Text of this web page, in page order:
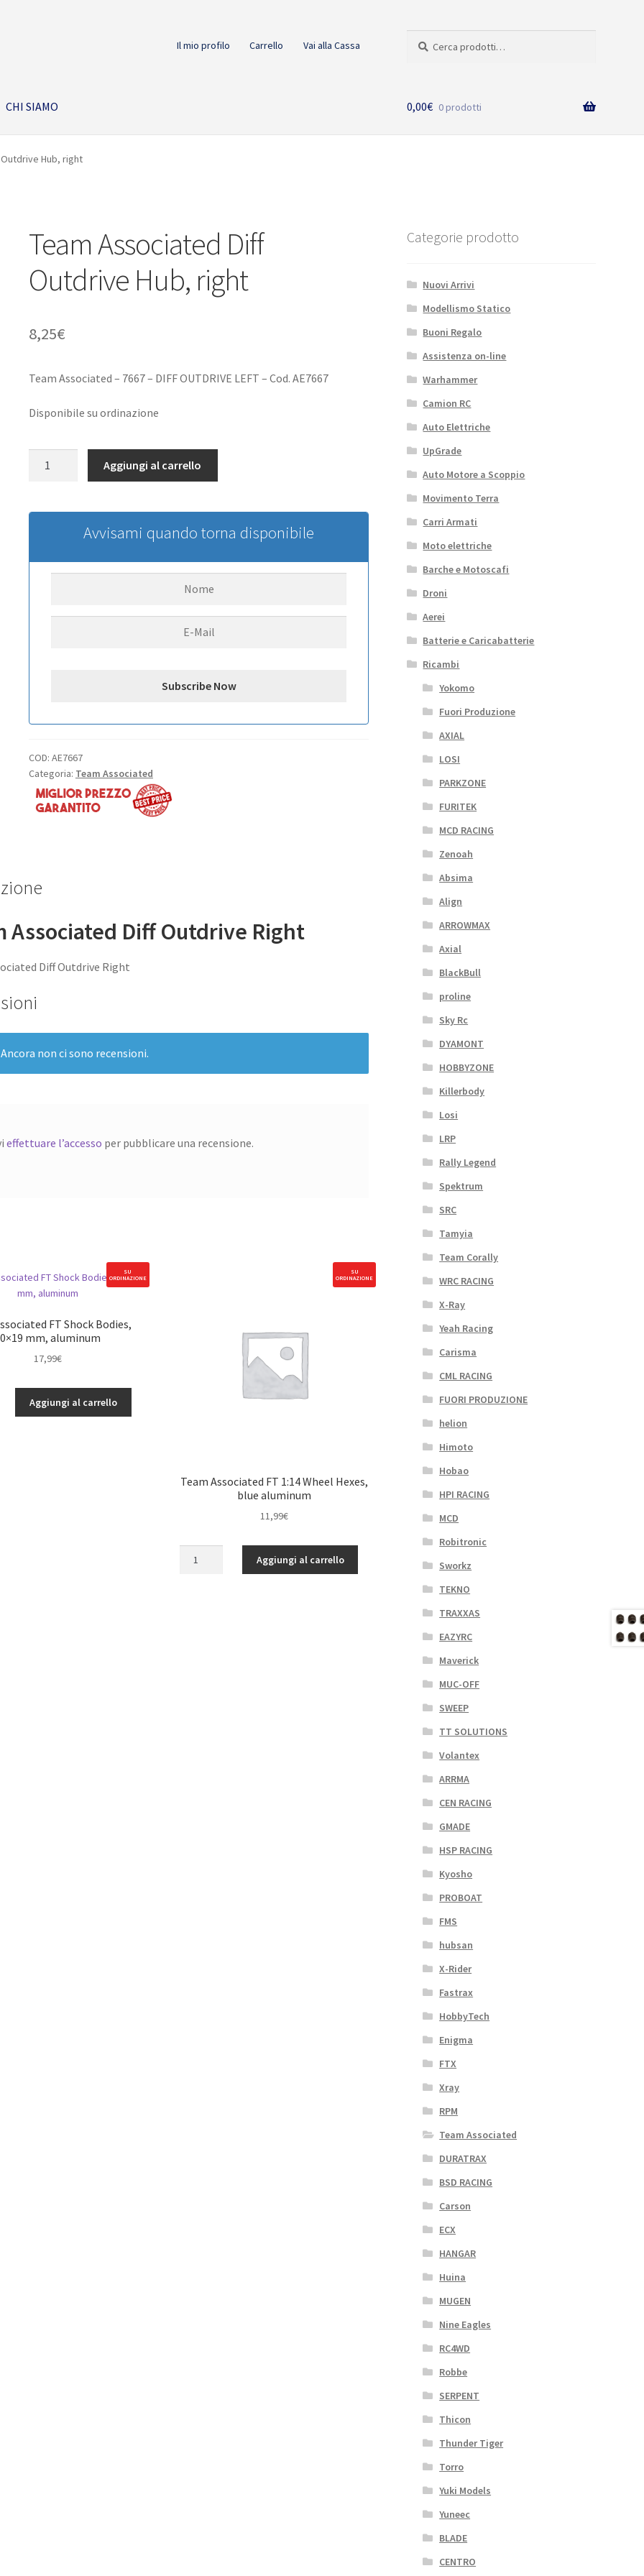
Il mio profilo Carrello Vai alla Cassa
CHI SIAMO 0,00€ 0 prodotti
Hub, right
Team Associated Diff
Outdrive Hub, right
8,25€
Team Associated – 7667 – DIFF OUTDRIVE LEFT – Cod. AE7667
Disponibile su ordinazione
Outdrive
quantità
Aggiungi al carrello
Avvisami quando torna disponibile
COD: AE7667
Categoria: Team Associated
Associated Diff Outdrive Right
Diff Outdrive Right
Ancora non ci sono recensioni.
effettuare l’accesso per pubblicare una recensione.
SU
ORDINAZIONE
FT Shock Bodies,
mm, aluminum
17,99€
Aggiungi al carrello
SU
ORDINAZIONE
Team Associated FT 1:14 Wheel Hexes,
blue aluminum
11,99€
Aggiungi al carrello
Categorie prodotto
Nuovi Arrivi
Modellismo Statico
Buoni Regalo
Assistenza on-line
Warhammer
Camion RC
Auto Elettriche
UpGrade
Auto Motore a Scoppio
Movimento Terra
Carri Armati
Moto elettriche
Barche e Motoscafi
Droni
Aerei
Batterie e Caricabatterie
Ricambi
Yokomo
Fuori Produzione
AXIAL
LOSI
PARKZONE
FURITEK
MCD RACING
Zenoah
Absima
Align
ARROWMAX
Axial
BlackBull
proline
Sky Rc
DYAMONT
HOBBYZONE
Killerbody
Losi
LRP
Rally Legend
Spektrum
SRC
Tamyia
Team Corally
WRC RACING
X-Ray
Yeah Racing
Carisma
CML RACING
FUORI PRODUZIONE
helion
Himoto
Hobao
HPI RACING
MCD
Robitronic
Sworkz
TEKNO
TRAXXAS
EAZYRC
Maverick
MUC-OFF
SWEEP
TT SOLUTIONS
Volantex
ARRMA
CEN RACING
GMADE
HSP RACING
Kyosho
PROBOAT
FMS
hubsan
X-Rider
Fastrax
HobbyTech
Enigma
FTX
Xray
RPM
Team Associated
DURATRAX
BSD RACING
Carson
ECX
HANGAR
Huina
MUGEN
Nine Eagles
RC4WD
Robbe
SERPENT
Thicon
Thunder Tiger
Torro
Yuki Models
Yuneec
BLADE
CENTRO